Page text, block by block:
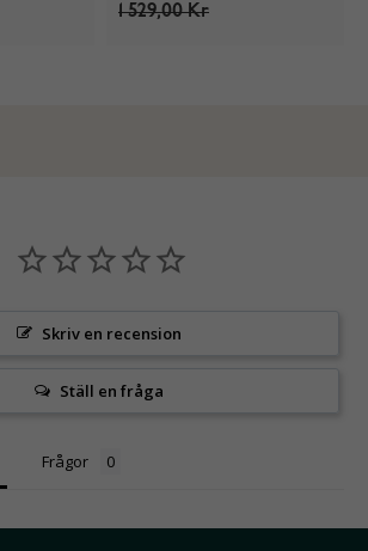
1 529,00 Kr
Skriv en recension
Ställ en fråga
Frågor